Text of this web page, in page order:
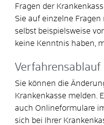
Fragen der
Sie auf einzelne
selbst beispielsweise
keine Kenntnis haben,
Verfahrensablauf
Sie können die
Krankenkasse melden.
auch Onlineformulare
sich bei Ihrer